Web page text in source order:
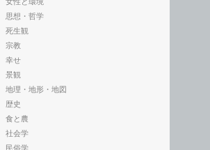
思想・哲学
死生観
宗教
幸せ
景観
地理・地形・地図
歴史
食と農
社会学
民俗学